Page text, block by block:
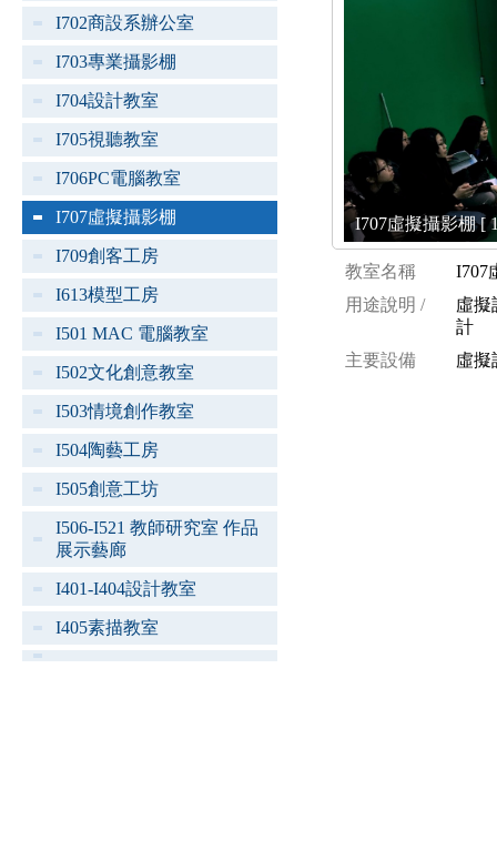
I702商設系辦公室
I703專業攝影棚
I704設計教室
I705視聽教室
I706PC電腦教室
I707虛擬攝影棚
I709創客工房
I613模型工房
I501 MAC 電腦教室
I502文化創意教室
I503情境創作教室
I504陶藝工房
I505創意工坊
I506-I521 教師研究室 作品
展示藝廊
I401-I404設計教室
I405素描教室
I707虛擬攝影棚 [
教室名稱
I707
用途說明 /
虛擬
計
主要設備
虛擬